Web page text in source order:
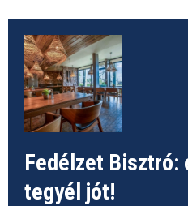
Fedélzet Bisztró:
tegyél jót!